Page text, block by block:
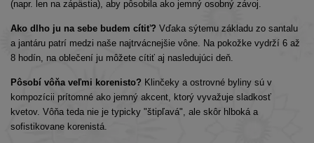
(napr. len na zápästia), aby pôsobila ako jemný osobný závoj.
Ako dlho ju na sebe budem cítiť? Vďaka sýtemu základu zo santalu
a jantáru patrí medzi naše najtrvácnejšie vône. Na pokožke vydrží 6 až
8 hodín, na oblečení ju môžete cítiť aj nasledujúci deň.
Pôsobí vôňa veľmi korenisto? Klinčeky a ostrovné byliny sú v
kompozícii prítomné ako jemný akcent, ktorý vyvažuje sladkosť
kvetov. Vôňa teda nie je typicky "štipľavá", ale skôr hlboká a
sofistikovane korenistá.